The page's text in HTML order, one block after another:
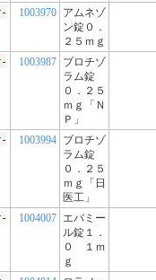
1003970 アムネゾ
ン錠０．
２５ｍｇ
1003987 ブロチゾ
ラム錠
０．２５
ｍｇ「Ｎ
Ｐ」
1003994 ブロチゾ
ラム錠
０．２５
ｍｇ「日
医工」
1004007 エバミー
ル錠１．
０ １ｍ
ｇ